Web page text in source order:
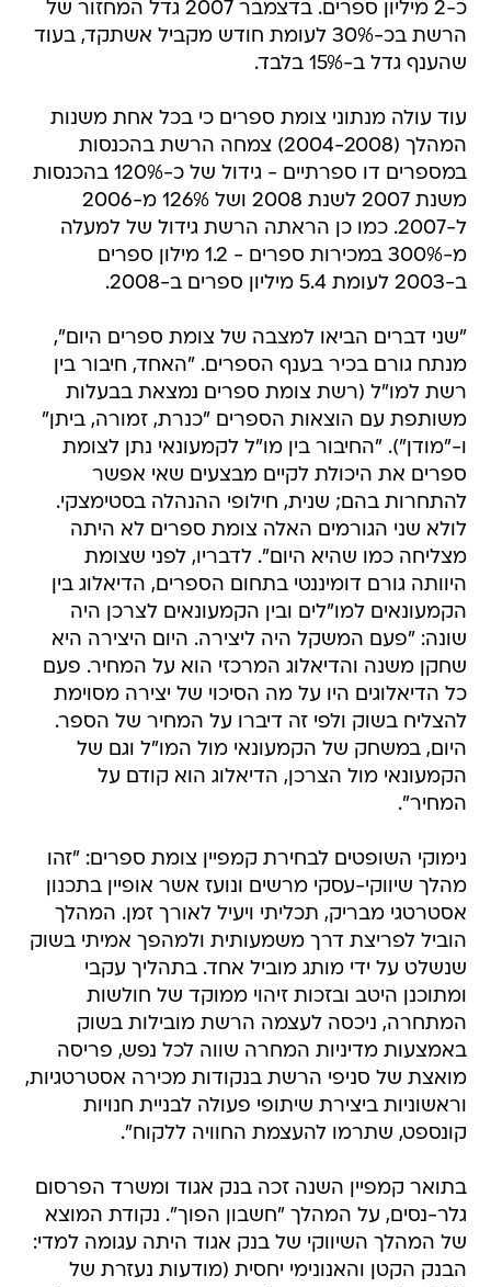
כ-2 מיליון ספרים. בדצמבר 2007 גדל המחזור של
הרשת בכ-30% לעומת חודש מקביל אשתקד, בעוד
שהענף גדל ב-15% בלבד.
עוד עולה מנתוני צומת ספרים כי בכל אחת משנות
המהלך (2004-2008) צמחה הרשת בהכנסות
במספרים דו ספרתיים - גידול של כ-120% בהכנסות
משנת 2007 לשנת 2008 ושל 126% מ-2006
ל-2007. כמו כן הראתה הרשת גידול של למעלה
מ-300% במכירות ספרים - 1.2 מילון ספרים
ב-2003 לעומת 5.4 מיליון ספרים ב-2008.
"שני דברים הביאו למצבה של צומת ספרים היום",
מנתח גורם בכיר בענף הספרים. "האחד, חיבור בין
רשת למו"ל (רשת צומת ספרים נמצאת בבעלות
משותפת עם הוצאות הספרים "כנרת, זמורה, ביתן"
ו-"מודן"). "החיבור בין מו"ל לקמעונאי נתן לצומת
ספרים את היכולת לקיים מבצעים שאי אפשר
להתחרות בהם; שנית, חילופי ההנהלה בסטימצקי.
לולא שני הגורמים האלה צומת ספרים לא היתה
מצליחה כמו שהיא היום". לדבריו, לפני שצומת
היוותה גורם דומיננטי בתחום הספרים, הדיאלוג בין
הקמעונאים למו"לים ובין הקמעונאים לצרכן היה
שונה: "פעם המשקל היה ליצירה. היום היצירה היא
שחקן משנה והדיאלוג המרכזי הוא על המחיר. פעם
כל הדיאלוגים היו על מה הסיכוי של יצירה מסוימת
להצליח בשוק ולפי זה דיברו על המחיר של הספר.
היום, במשחק של הקמעונאי מול המו"ל וגם של
הקמעונאי מול הצרכן, הדיאלוג הוא קודם על
המחיר".
נימוקי השופטים לבחירת קמפיין צומת ספרים: "זהו
מהלך שיווקי-עסקי מרשים ונועז אשר אופיין בתכנון
אסטרטגי מבריק, תכליתי ויעיל לאורך זמן. המהלך
הוביל לפריצת דרך משמעותית ולמהפך אמיתי בשוק
שנשלט על ידי מותג מוביל אחד. בתהליך עקבי
ומתוכנן היטב ובזכות זיהוי ממוקד של חולשות
המתחרה, ניכסה לעצמה הרשת מובילות בשוק
באמצעות מדיניות המחרה שווה לכל נפש, פריסה
מואצת של סניפי הרשת בנקודות מכירה אסטרטגיות,
וראשוניות ביצירת שיתופי פעולה לבניית חנויות
קונספט, שתרמו להעצמת החוויה ללקוח".
בתואר קמפיין השנה זכה בנק אגוד ומשרד הפרסום
גלר-נסים, על המהלך "חשבון הפוך". נקודת המוצא
של המהלך השיווקי של בנק אגוד היתה עגומה למדי:
הבנק הקטן והאנונימי יחסית (מודעות נעזרת של